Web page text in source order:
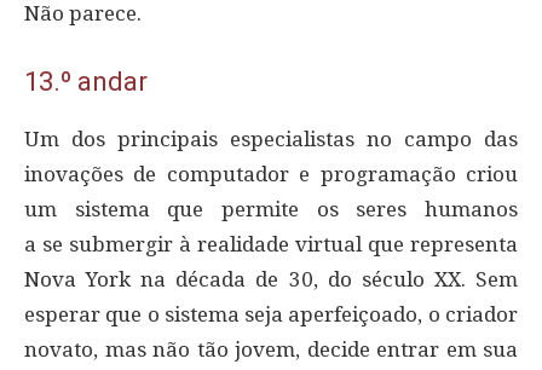
Não parece.
13.º andar
Um dos principais especialistas no campo das
inovações de computador e programação criou
um sistema que permite os seres humanos
a se submergir à realidade virtual que representa
Nova York na década de 30, do século XX. Sem
esperar que o sistema seja aperfeiçoado, o criador
novato, mas não tão jovem, decide entrar em sua